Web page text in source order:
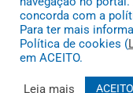
Conheça oPNTP e o
concorda com a
Para ter mais
Política de cookies (
em ACEITO.
Leia mais ACEITO